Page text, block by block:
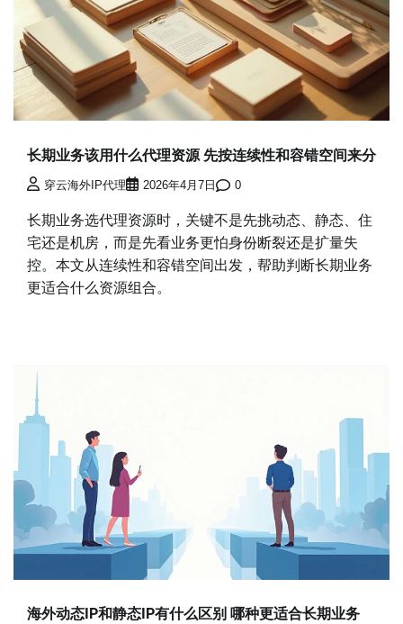
长期业务该用什么代理资源 先按连续性和容错空间来分
穿云海外IP代理 2026年4月7日 0
长期业务选代理资源时，关键不是先挑动态、静态、住
宅还是机房，而是先看业务更怕身份断裂还是扩量失
控。本文从连续性和容错空间出发，帮助判断长期业务
更适合什么资源组合。
海外动态IP和静态IP有什么区别 哪种更适合长期业务